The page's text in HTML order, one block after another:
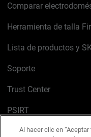
Comparar
Herramienta de talla
Lista de productos y
Soporte
Trust Center
PSIRT
Política de cookies
Al hacer clic en